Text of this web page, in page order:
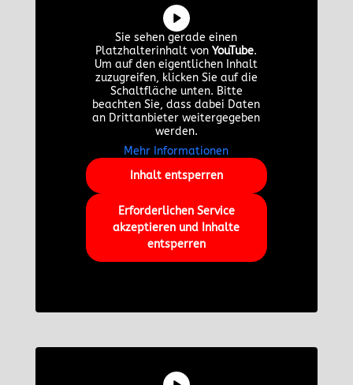
Sie sehen gerade einen
Platzhalterinhalt vonYouTube.
Um auf den eigentlichen Inhalt
zuzugreifen, klicken Sie auf die
Schaltfläche unten. Bitte
beachten Sie, dass dabei Daten
an Drittanbieter weitergegeben
werden.
Mehr Informationen
Inhalt entsperren
Erforderlichen Service
akzeptieren und Inhalte
entsperren